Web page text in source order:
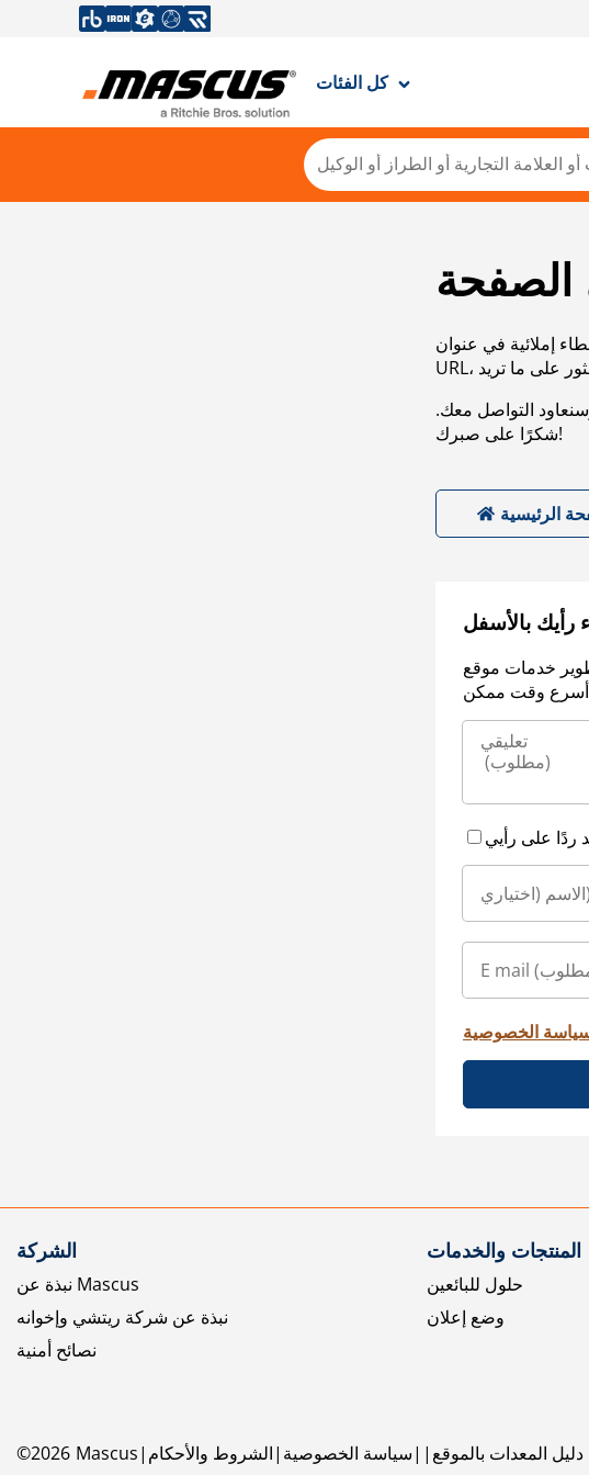
كل الفئات
الصفحة
إملائية في عنوان
التواصل معك.
شكرًا على صبرك!
الرئيسية
رأيك بالأسفل
خدمات موقع
الخصوصية
الشركة
نبذة عن Mascus
نبذة عن شركة ريتشي وإخوانه
نصائح أمنية
المنتجات والخدمات
حلول للبائعين
وضع إعلان
©2026 Mascus الشروط والأحكام سياسة الخصوصية دليل المعدات بالموقع